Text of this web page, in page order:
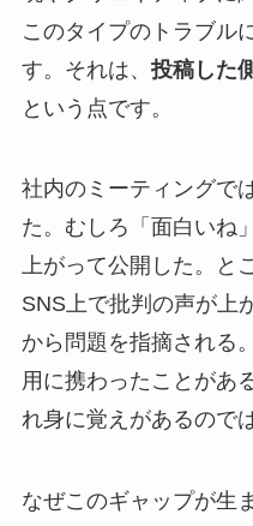
このタイプのトラブル
す。それは、 投稿した
という点です。
社内のミーティングで
た。むしろ「面白いね
上がって公開した。と
SNS上で批判の声が上
から問題を指摘される
用に携わったことがあ
れ身に覚えがあるので
なぜこのギャップが生